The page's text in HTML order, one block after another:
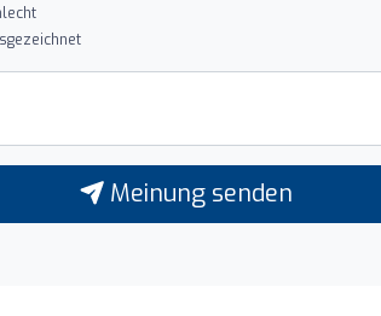
Meinung senden